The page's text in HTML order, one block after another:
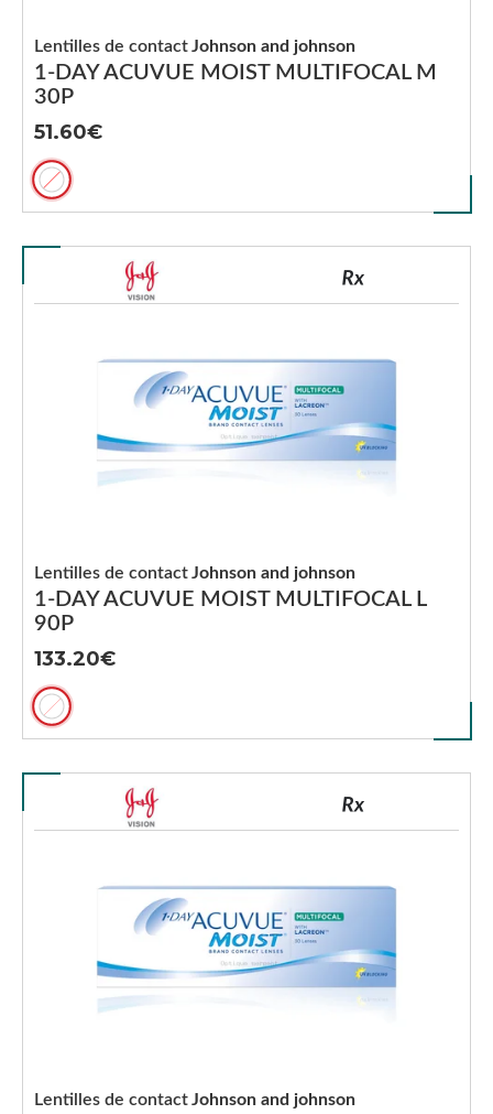
1-DAY ACUVUE MOIST MULTIFOCAL M
30P
Lentilles de contactJohnson and johnson
51.60
1-DAY ACUVUE MOIST MULTIFOCAL L
90P
Lentilles de contactJohnson and johnson
133.20
Lentilles de contactJohnson and johnson